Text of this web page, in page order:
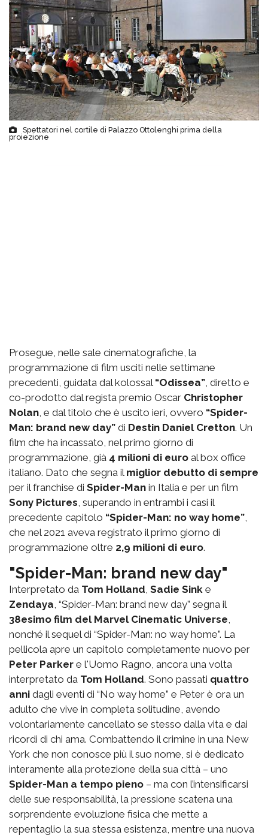
Spettatori nel cortile di Palazzo Ottolenghi prima della
proiezione
Prosegue, nelle sale cinematografiche, la
programmazione di film usciti nelle settimane
precedenti, guidata dal kolossal “Odissea” , diretto e
co-prodotto dal regista premio Oscar Christopher
Nolan , e dal titolo che è uscito ieri, ovvero “Spider-
Man: brand new day” di Destin Daniel Cretton. Un
film che ha incassato, nel primo giorno di
programmazione, già 4 milioni di euro al box office
italiano. Dato che segna il miglior debutto di sempre
per il franchise di Spider-Man in Italia e per un film
Sony Pictures , superando in entrambi i casi il
precedente capitolo “Spider-Man: no way home”
che nel 2021 aveva registrato il primo giorno di
programmazione oltre 2,9 milioni di euro.
"Spider-Man: brand new day"
Interpretato da Tom Holland Sadie Sink e
Zendaya , “Spider-Man: brand new day” segna il
38esimo film del Marvel Cinematic Universe
nonché il sequel di “Spider-Man: no way home”. La
pellicola apre un capitolo completamente nuovo per
Peter Parker e l'Uomo Ragno, ancora una volta
interpretato da Tom Holland. Sono passati quattro
anni dagli eventi di “No way home” e Peter è ora un
adulto che vive in completa solitudine, avendo
volontariamente cancellato se stesso dalla vita e dai
ricordi di chi ama. Combattendo il crimine in una New
York che non conosce più il suo nome, si è dedicato
interamente alla protezione della sua città – uno
Spider-Man a tempo pieno – ma con l’intensificarsi
delle sue responsabilità, la pressione scatena una
sorprendente evoluzione fisica che mette a
repentaglio la sua stessa esistenza, mentre una nuova